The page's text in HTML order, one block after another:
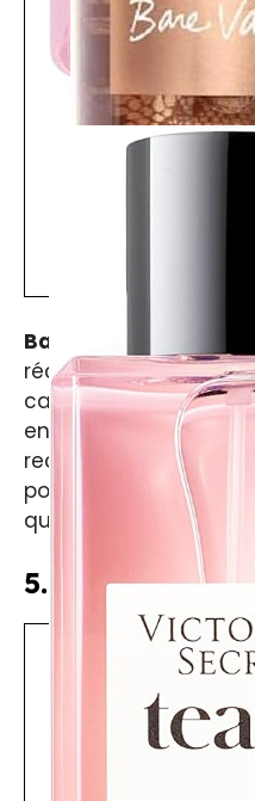
La
La
Voir le
Bare Vanilla
réconfortante aux
cachemire. Cette
enveloppante est
recherchent un
pour se sentir bien
quotidien.
5. Secret Tease